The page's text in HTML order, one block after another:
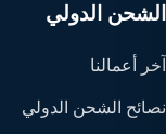
الشحن الدولي
آخر أعمالنا
نصائح الشحن الدولي